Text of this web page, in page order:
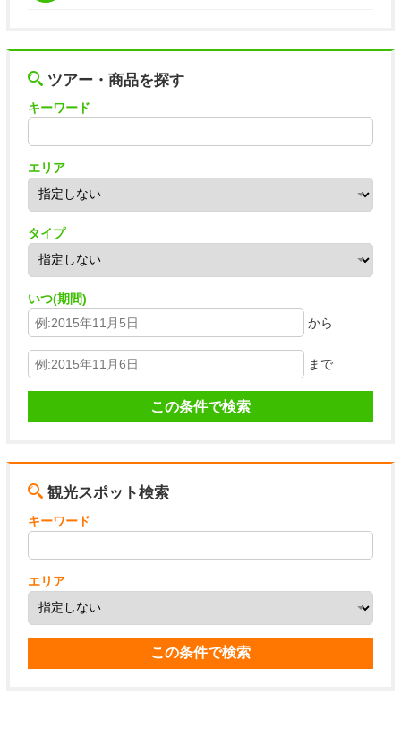
ツアー・商品を探す
キーワード
エリア
タイプ
いつ(期間)
から
まで
観光スポット検索
キーワード
エリア